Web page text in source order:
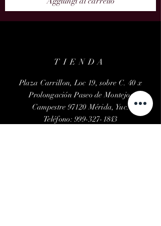
TIENDA
Plaza Carrillon, Loc 19, sobre C. 40 x
Prolongación Paseo de Montejo,
Campestre 97120 Mérida, Yuc.
Teléfono:999-327-1843